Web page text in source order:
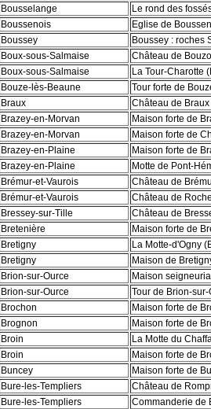
Bousselange
Le rond des
Boussenois
Eglise de
Boussey
Boussey : roches
Boux-sous-Salmaise
Château de
Boux-sous-Salmaise
La Tour-Charotte
Bouze-lès-Beaune
Tour forte de
Braux
Château de Braux
Brazey-en-Morvan
Maison forte de
Brazey-en-Morvan
Maison forte de
Brazey-en-Plaine
Maison forte de
Brazey-en-Plaine
Motte de Pont-
Brémur-et-Vaurois
Château de
Brémur-et-Vaurois
Château de
Bressey-sur-Tille
Château de
Bretenière
Maison forte de
Bretigny
La Motte-d'Ogny
Bretigny
Maison de
Brion-sur-Ource
Maison
Brion-sur-Ource
Tour de Brion-sur-
Brochon
Maison forte de
Brognon
Maison forte de
Broin
La Motte du
Broin
Maison forte de
Buncey
Maison forte de
Bure-les-Templiers
Château de
Bure-les-Templiers
Commanderie de